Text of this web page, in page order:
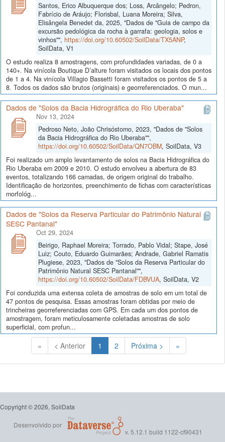
Santos, Erico Albuquerque dos; Loss, Arcângelo; Pedron,
Fabrício de Aráujo; Florisbal, Luana Moreira; Silva,
Elisângela Benedet da, 2025, "Dados de "Guia de campo da
excursão pedológica da rocha à garrafa: geologia, solos e
vinhos"", https://doi.org/10.60502/SoilData/TX5ANP,
SoilData, V1
O estudo realiza 8 amostragens, com profundidades variadas, de 0 a
140+. Na vinícola Boutique D’alture foram visitados os locais dos pontos
de 1 a 4. Na vinícola Villagio Bassetti foram visitados os pontos de 5 a
8. Todos os dados são brutos (originais) e georreferenciados. O mun...
Dados de "Solos da Bacia Hidrográfica do Rio Uberaba"
Nov 13, 2024
Pedroso Neto, João Chrisóstomo, 2023, "Dados de "Solos
da Bacia Hidrográfica do Rio Uberaba"",
https://doi.org/10.60502/SoilData/QN7OBM, SoilData, V3
Foi realizado um amplo levantamento de solos na Bacia Hidrográfica do
Rio Uberaba em 2009 e 2010. O estudo envolveu a abertura de 83
eventos, totalizando 166 camadas, de origem original do trabalho.
Identificação de horizontes, preenchimento de fichas com características
morfológ...
Dados de "Solos da Reserva Particular do Patrimônio Natural
SESC Pantanal"
Oct 29, 2024
Beirigo, Raphael Moreira; Torrado, Pablo Vidal; Stape, José
Luiz; Couto, Eduardo Guimarães; Andrade, Gabriel Ramatis
Plugiese, 2023, "Dados de "Solos da Reserva Particular do
Patrimônio Natural SESC Pantanal"",
https://doi.org/10.60502/SoilData/FDBVUA, SoilData, V2
Foi conduzida uma extensa coleta de amostras de solo em um total de
47 pontos de pesquisa. Essas amostras foram obtidas por meio de
trincheiras georreferenciadas com GPS. Em cada um dos pontos de
amostragem, foram meticulosamente coletadas amostras de solo
superficial, com profun...
« < Anterior 1 (Atual)
2 Próxima > »
Copyright © 2026, SoilData
Desenvolvido por
v. 5.12.1 build 1122-cf90431